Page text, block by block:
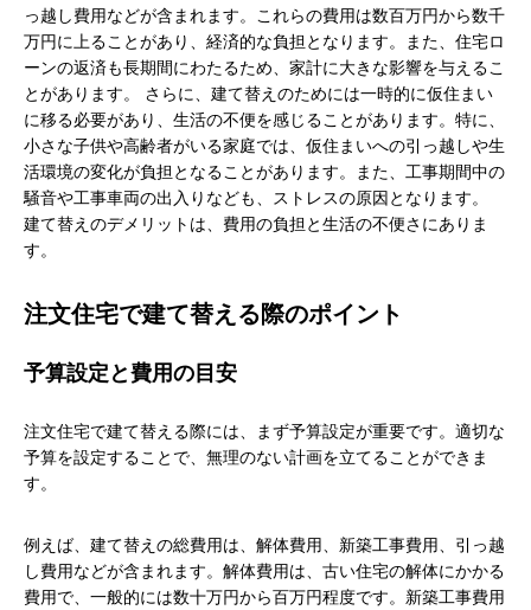
っ越し費用などが含まれます。これらの費用は数百万円から数千
万円に上ることがあり、経済的な負担となります。また、住宅ロ
ーンの返済も長期間にわたるため、家計に大きな影響を与えるこ
とがあります。 さらに、建て替えのためには一時的に仮住まい
に移る必要があり、生活の不便を感じることがあります。特に、
小さな子供や高齢者がいる家庭では、仮住まいへの引っ越しや生
活環境の変化が負担となることがあります。また、工事期間中の
騒音や工事車両の出入りなども、ストレスの原因となります。
建て替えのデメリットは、費用の負担と生活の不便さにありま
す。
注文住宅で建て替える際のポイント
予算設定と費用の目安
注文住宅で建て替える際には、まず予算設定が重要です。適切な
予算を設定することで、無理のない計画を立てることができま
す。
例えば、建て替えの総費用は、解体費用、新築工事費用、引っ越
し費用などが含まれます。解体費用は、古い住宅の解体にかかる
費用で、一般的には数十万円から百万円程度です。新築工事費用